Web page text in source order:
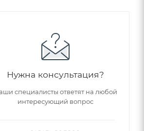
Нужна консультация?
специалисты ответят на любой
интересующий вопрос